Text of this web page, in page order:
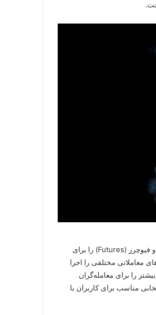
Toobit امکان انجام معاملات اسپات (Spot) و فیوچرز (Futures) را برای
معاملاتی مختلفی را اجرا
کسب سود بیشتر را برای معامله‌گران
مناسب برای کاربران با